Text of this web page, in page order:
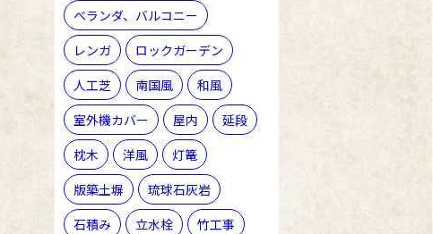
ベランダ、バルコニー
レンガ
ロックガーデン
人工芝
南国風
和風
室外機カバー
屋内
延段
枕木
洋風
灯篭
版築土塀
琉球石灰岩
石積み
立水栓
竹工事